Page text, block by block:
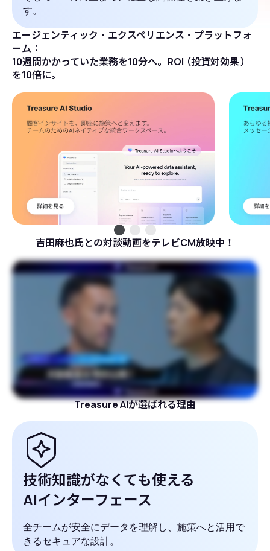
す。
エージェンティック・エクスペリエンス・プラットフォ
ーム：
10週間かかっていた業務を10分へ。ROI （投資対効果）
を10倍に。
吉田麻也氏との対談動画をテレビCM放映中！
Treasure AIが選ばれる理由
技術知識がなくても使える
AIインターフェース
全チームが安全にデータを理解し、施策へと活用で
きるセキュアな設計。